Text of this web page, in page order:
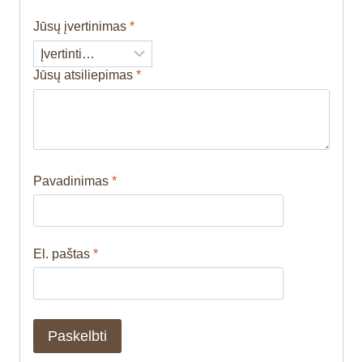
Jūsų įvertinimas *
Jūsų atsiliepimas *
Pavadinimas *
El. paštas *